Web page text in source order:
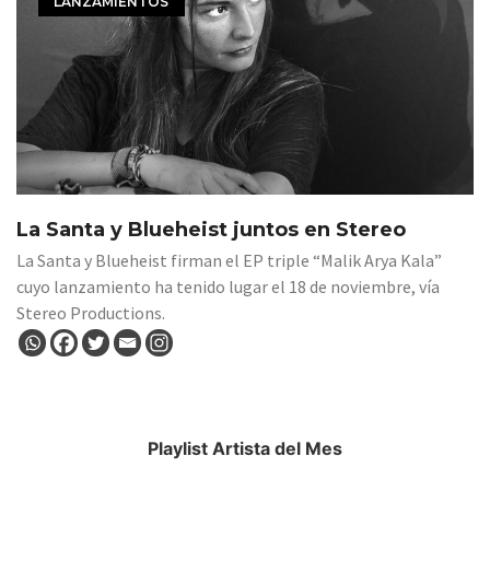
La Santa y Blueheist juntos en Stereo
La Santa y Blueheist firman el EP triple “Malik Arya Kala”
cuyo lanzamiento ha tenido lugar el 18 de noviembre, vía
Stereo Productions.
Playlist Artista del Mes